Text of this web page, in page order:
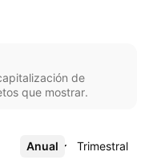
de
que mostrar.
Anual Trimestral
Más